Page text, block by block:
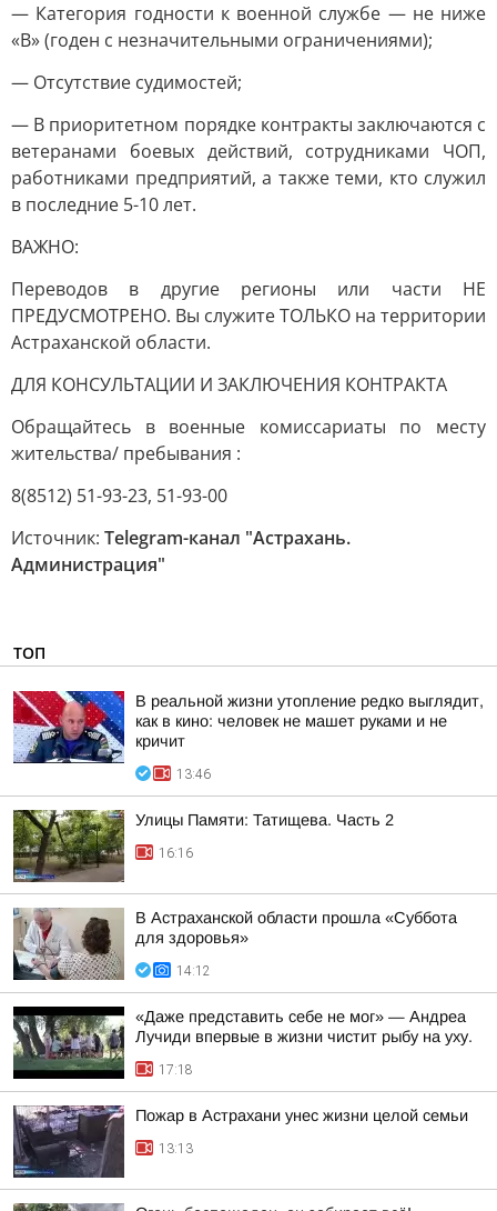
— Категория годности к военной службе — не ниже
«В» (годен с незначительными ограничениями);
— Отсутствие судимостей;
— В приоритетном порядке контракты заключаются с
ветеранами боевых действий, сотрудниками ЧОП,
работниками предприятий, а также теми, кто служил
в последние 5-10 лет.
ВАЖНО:
Переводов в другие регионы или части НЕ
ПРЕДУСМОТРЕНО. Вы служите ТОЛЬКО на территории
Астраханской области.
ДЛЯ КОНСУЛЬТАЦИИ И ЗАКЛЮЧЕНИЯ КОНТРАКТА
Обращайтесь в военные комиссариаты по месту
жительства/ пребывания :
8(8512) 51-93-23, 51-93-00
Источник: Telegram-канал "Астрахань.
Администрация"
ТОП
В реальной жизни утопление редко выглядит,
как в кино: человек не машет руками и не
кричит
13:46
Улицы Памяти: Татищева. Часть 2
16:16
В Астраханской области прошла «Суббота
для здоровья»
14:12
«Даже представить себе не мог» — Андреа
Лучиди впервые в жизни чистит рыбу на уху.
17:18
Пожар в Астрахани унес жизни целой семьи
13:13